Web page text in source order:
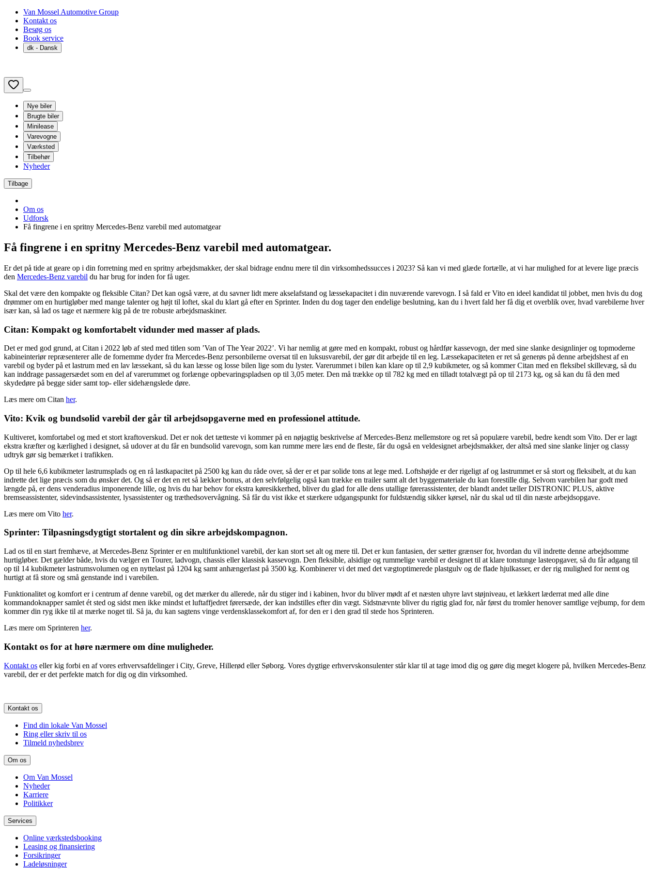
Van Mossel Automotive Group
Kontakt os
Besøg os
Book service
dk - Dansk
Nye biler
Brugte biler
Minilease
Varevogne
Værksted
Tilbehør
Nyheder
Tilbage
Om os
Udforsk
Få fingrene i en spritny Mercedes-Benz varebil med automatgear
Få fingrene i en spritny Mercedes-Benz varebil med automatgear.
Er det på tide at geare op i din forretning med en spritny arbejdsmakker, der skal bidrage endnu mere til din virksomhedssucces i 2023? Så kan vi med glæde fortælle, at vi har mulighed for at levere lige præcis
den Mercedes-Benz varebil du har brug for inden for få uger.
Skal det være den kompakte og fleksible Citan? Det kan også være, at du savner lidt mere akselafstand og læssekapacitet i din nuværende varevogn. I så fald er Vito en ideel kandidat til jobbet, men hvis du dog
drømmer om en hurtigløber med mange talenter og højt til loftet, skal du klart gå efter en Sprinter. Inden du dog tager den endelige beslutning, kan du i hvert fald her få dig et overblik over, hvad varebilerne hver
især kan, så lad os tage et nærmere kig på de tre robuste arbejdsmaskiner.
Citan: Kompakt og komfortabelt vidunder med masser af plads.
Det er med god grund, at Citan i 2022 løb af sted med titlen som ’Van of The Year 2022’. Vi har nemlig at gøre med en kompakt, robust og hårdfør kassevogn, der med sine slanke designlinjer og topmoderne
kabineinteriør repræsenterer alle de fornemme dyder fra Mercedes-Benz personbilerne oversat til en luksusvarebil, der gør dit arbejde til en leg. Læssekapaciteten er ret så generøs på denne arbejdshest af en
varebil og byder på et lastrum med en lav læssekant, så du kan læsse og losse bilen lige som du lyster. Varerummet i bilen kan klare op til 2,9 kubikmeter, og så kommer Citan med en fleksibel skillevæg, så du
kan inddrage passagersædet som en del af varerummet og forlænge opbevaringspladsen op til 3,05 meter. Den må trække op til 782 kg med en tilladt totalvægt på op til 2173 kg, og så kan du få den med
skydedøre på begge sider samt top- eller sidehængslede døre.
Læs mere om Citan her.
Vito: Kvik og bundsolid varebil der går til arbejdsopgaverne med en professionel attitude.
Kultiveret, komfortabel og med et stort kraftoverskud. Det er nok det tætteste vi kommer på en nøjagtig beskrivelse af Mercedes-Benz mellemstore og ret så populære varebil, bedre kendt som Vito. Der er lagt
ekstra kræfter og kærlighed i designet, så udover at du får en bundsolid varevogn, som kan rumme mere læs end de fleste, får du også en veldesignet arbejdsmakker, der altså med sine slanke linjer og classy
udtryk gør sig bemærket i trafikken.
Op til hele 6,6 kubikmeter lastrumsplads og en rå lastkapacitet på 2500 kg kan du råde over, så der er et par solide tons at lege med. Loftshøjde er der rigeligt af og lastrummet er så stort og fleksibelt, at du kan
indrette det lige præcis som du ønsker det. Og så er det en ret så lækker bonus, at den selvfølgelig også kan trække en trailer samt alt det byggemateriale du kan forestille dig. Selvom varebilen har godt med
længde på, er dens venderadius imponerende lille, og hvis du har behov for ekstra køresikkerhed, bliver du glad for alle dens utallige førerassistenter, der blandt andet tæller DISTRONIC PLUS, aktive
bremseassistenter, sidevindsassistenter, lysassistenter og træthedsovervågning. Så får du vist ikke et stærkere udgangspunkt for fuldstændig sikker kørsel, når du skal ud til din næste arbejdsopgave.
Læs mere om Vito her.
Sprinter: Tilpasningsdygtigt stortalent og din sikre arbejdskompagnon.
Lad os til en start fremhæve, at Mercedes-Benz Sprinter er en multifunktionel varebil, der kan stort set alt og mere til. Det er kun fantasien, der sætter grænser for, hvordan du vil indrette denne arbejdsomme
hurtigløber. Det gælder både, hvis du vælger en Tourer, ladvogn, chassis eller klassisk kassevogn. Den fleksible, alsidige og rummelige varebil er designet til at klare tonstunge lasteopgaver, så du får adgang til
op til 14 kubikmeter lastrumsvolumen og en nyttelast på 1204 kg samt anhængerlast på 3500 kg. Kombinerer vi det med det vægtoptimerede plastgulv og de flade hjulkasser, er der rig mulighed for nemt og
hurtigt at få store og små genstande ind i varebilen.
Funktionalitet og komfort er i centrum af denne varebil, og det mærker du allerede, når du stiger ind i kabinen, hvor du bliver mødt af et næsten uhyre lavt støjniveau, et lækkert læderrat med alle dine
kommandoknapper samlet ét sted og sidst men ikke mindst et luftaffjedret førersæde, der kan indstilles efter din vægt. Sidstnævnte bliver du rigtig glad for, når først du tromler henover samtlige vejbump, for dem
kommer din ryg ikke til at mærke noget til. Så ja, du kan sagtens vinge verdensklassekomfort af, for den er i den grad til stede hos Sprinteren.
Læs mere om Sprinteren her.
Kontakt os for at høre nærmere om dine muligheder.
Kontakt os eller kig forbi en af vores erhvervsafdelinger i City, Greve, Hillerød eller Søborg. Vores dygtige erhvervskonsulenter står klar til at tage imod dig og gøre dig meget klogere på, hvilken Mercedes-Benz
varebil, der er det perfekte match for dig og din virksomhed.
Kontakt os
Find din lokale Van Mossel
Ring eller skriv til os
Tilmeld nyhedsbrev
Om os
Om Van Mossel
Nyheder
Karriere
Politikker
Services
Online værkstedsbooking
Leasing og finansiering
Forsikringer
Ladeløsninger